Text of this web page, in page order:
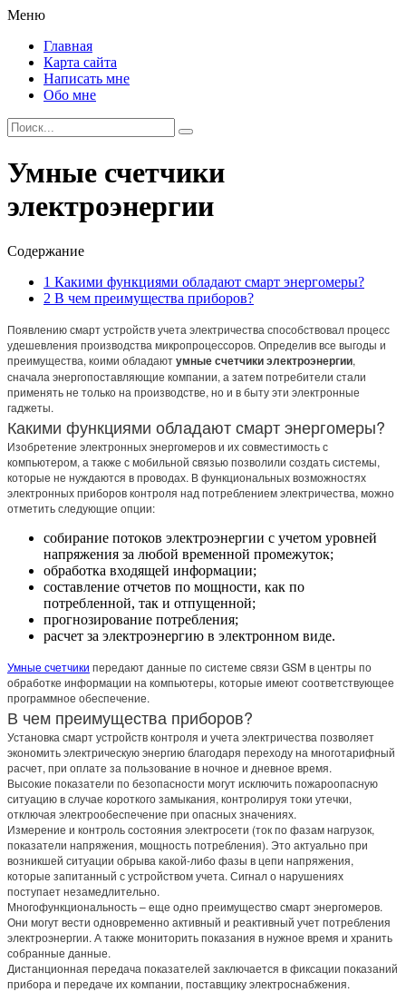
Меню
Главная
Карта сайта
Написать мне
Обо мне
Умные счетчики
электроэнергии
Содержание
1 Какими функциями обладают смарт энергомеры?
2 В чем преимущества приборов?
Появлению смарт устройств учета электричества способствовал процесс
удешевления производства микропроцессоров. Определив все выгоды и
преимущества, коими обладаютумные счетчики электроэнергии,
сначала энергопоставляющие компании, а затем потребители стали
применять не только на производстве, но и в быту эти электронные
гаджеты.
Какими функциями обладают смарт энергомеры?
Изобретение электронных энергомеров и их совместимость с
компьютером, а также с мобильной связью позволили создать системы,
которые не нуждаются в проводах. В функциональных возможностях
электронных приборов контроля над потреблением электричества, можно
отметить следующие опции:
собирание потоков электроэнергии с учетом уровней
напряжения за любой временной промежуток;
обработка входящей информации;
составление отчетов по мощности, как по
потребленной, так и отпущенной;
прогнозирование потребления;
расчет за электроэнергию в электронном виде.
Умные счетчики передают данные по системе связи GSM в центры по
обработке информации на компьютеры, которые имеют соответствующее
программное обеспечение.
В чем преимущества приборов?
Установка смарт устройств контроля и учета электричества позволяет
экономить электрическую энергию благодаря переходу на многотарифный
расчет, при оплате за пользование в ночное и дневное время.
Высокие показатели по безопасности могут исключить пожароопасную
ситуацию в случае короткого замыкания, контролируя токи утечки,
отключая электрообеспечение при опасных значениях.
Измерение и контроль состояния электросети (ток по фазам нагрузок,
показатели напряжения, мощность потребления). Это актуально при
возникшей ситуации обрыва какой-либо фазы в цепи напряжения,
которые запитанный с устройством учета. Сигнал о нарушениях
поступает незамедлительно.
Многофункциональность – еще одно преимущество смарт энергомеров.
Они могут вести одновременно активный и реактивный учет потребления
электроэнергии. А также мониторить показания в нужное время и хранить
собранные данные.
Дистанционная передача показателей заключается в фиксации показаний
прибора и передаче их компании, поставщику электроснабжения.